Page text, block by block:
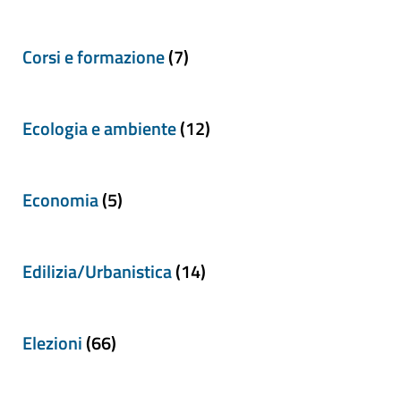
Corsi e formazione(7)
Ecologia e ambiente(12)
Economia(5)
Edilizia/Urbanistica(14)
Elezioni(66)